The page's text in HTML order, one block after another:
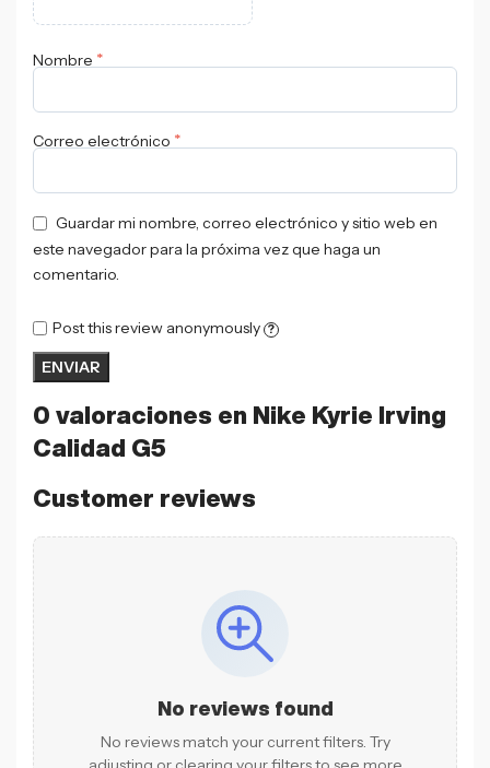
0 valoraciones en Nike Kyrie Irving
Calidad G5
Customer reviews
No reviews found
No reviews match your current filters. Try
Nombre *
Correo electrónico *
Guardar mi nombre, correo electrónico y sitio web en
este navegador para la próxima vez que haga un
comentario.
Post this review anonymously ?